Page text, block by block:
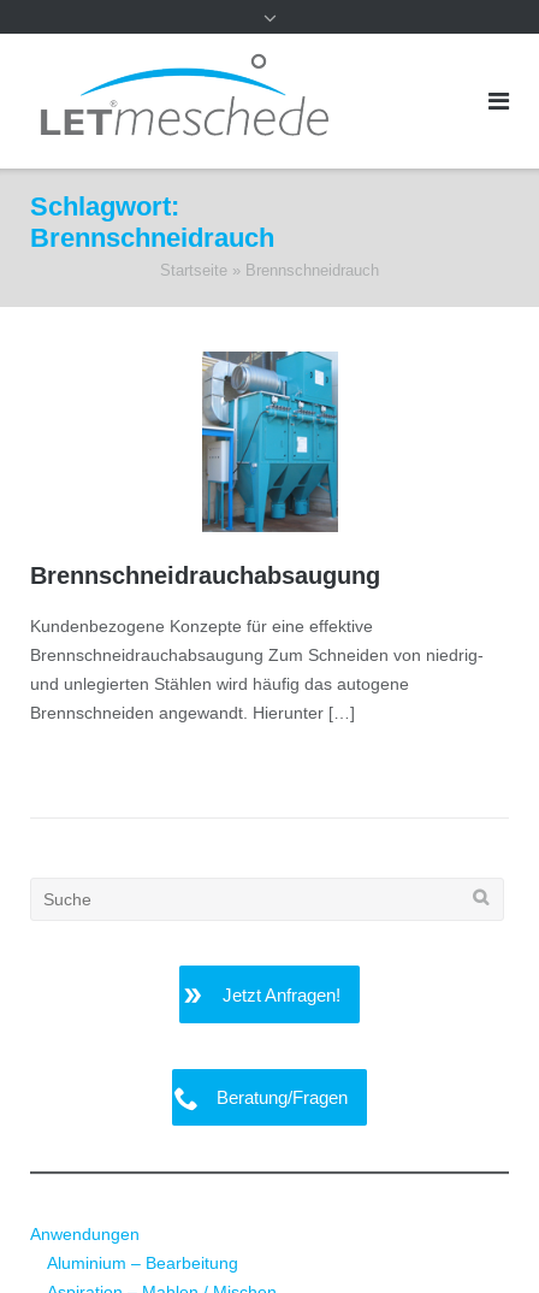
Schlagwort:
Brennschneidrauch
Startseite » Brennschneidrauch
Brennschneidrauch­absaugung
Kundenbezogene Konzepte für eine effektive
Brennschneidrauchabsaugung Zum Schneiden von niedrig-
und unlegierten Stählen wird häufig das autogene
Brennschneiden angewandt. Hierunter […]
Search
Jetzt Anfragen!
Beratung/Fragen
Anwendungen
Aluminium – Bearbeitung